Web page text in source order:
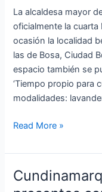
La alcaldesa mayor
oficialmente la
ocasión la localidad
las de Bosa, Ciudad
espacio también se
‘Tiempo propio para
modalidades:
la
Manzana
del
Cuidado
de
Usme
Read More »
Cundinamarquesas